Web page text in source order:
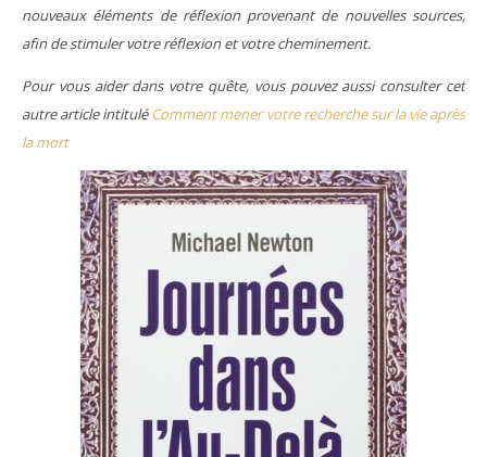
nouveaux éléments de réflexion provenant de nouvelles sources,
afin de stimuler votre réflexion et votre cheminement.
Pour vous aider dans votre quête, vous pouvez aussi consulter cet
autre article intituléComment mener votre recherche sur la vie après
la mort